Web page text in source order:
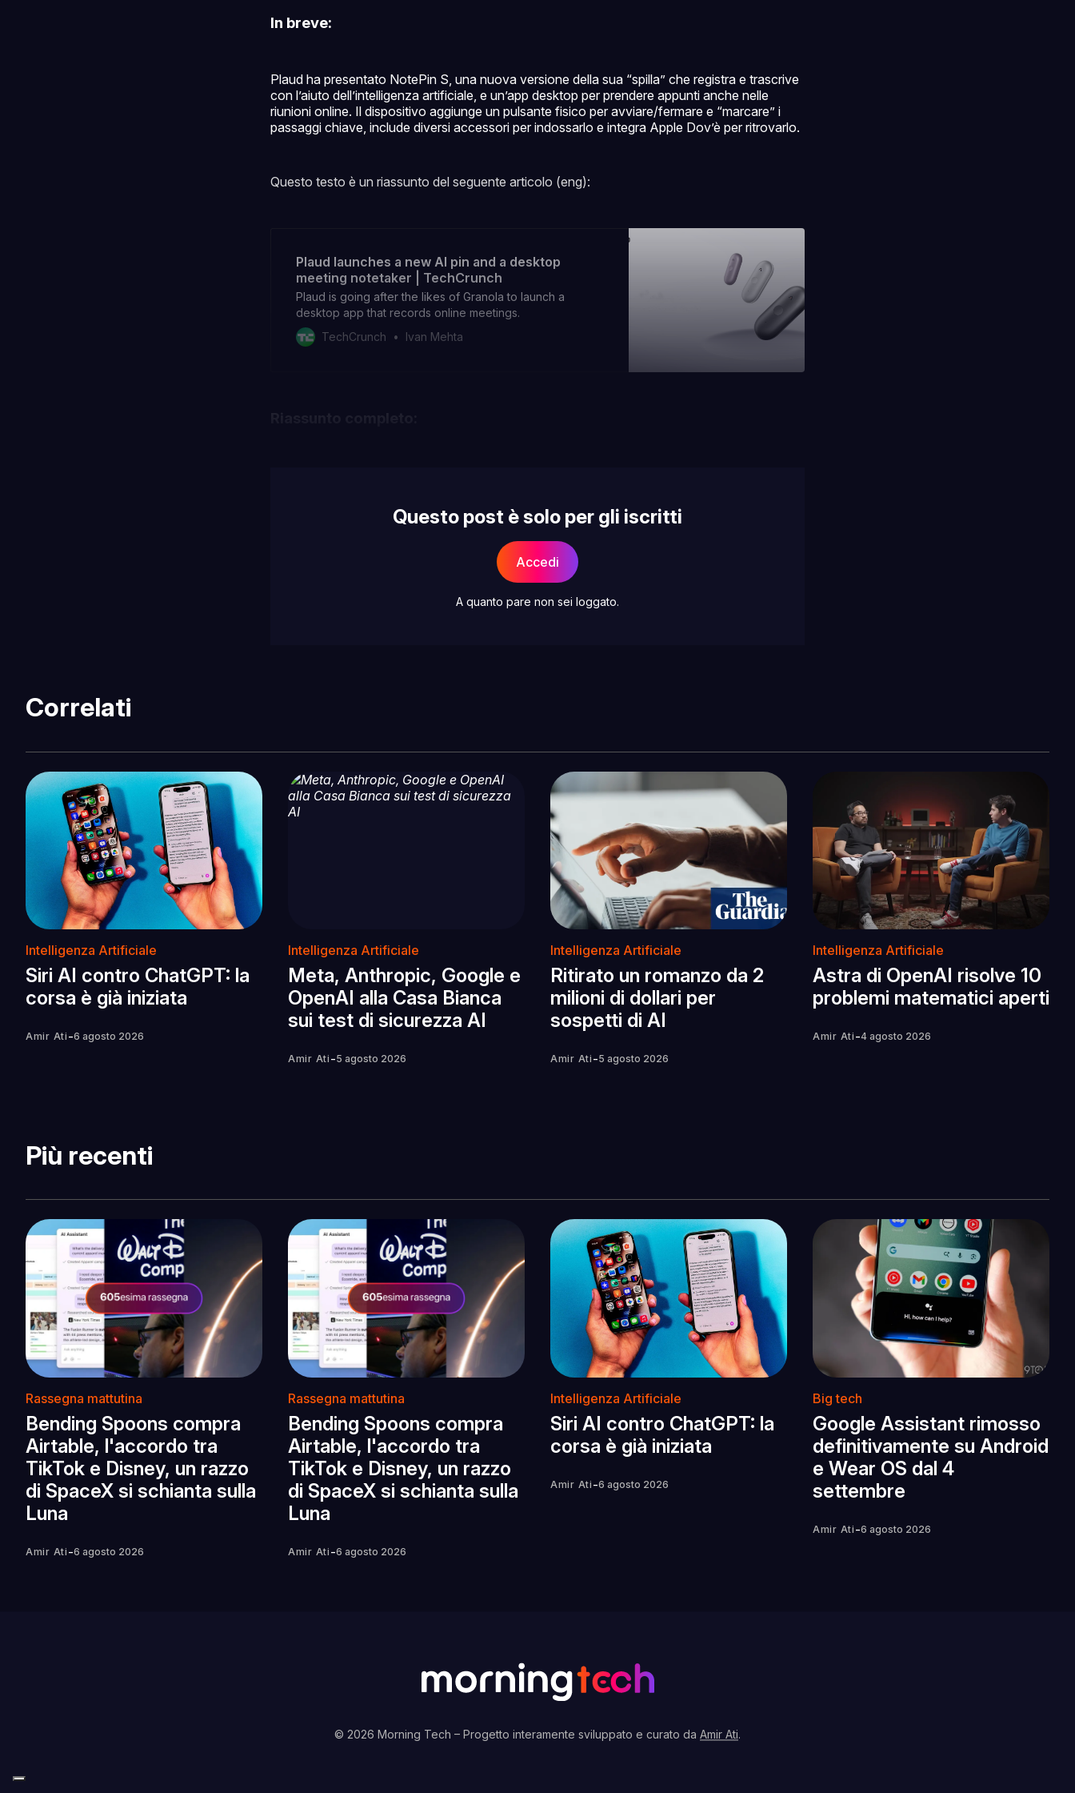
In breve:
Plaud ha presentato NotePin S, una nuova versione della sua “spilla” che registra e trascrive
con l’aiuto dell’intelligenza artificiale, e un’app desktop per prendere appunti anche nelle
riunioni online. Il dispositivo aggiunge un pulsante fisico per avviare/fermare e “marcare” i
passaggi chiave, include diversi accessori per indossarlo e integra Apple Dov’è per ritrovarlo.
Questo testo è un riassunto del seguente articolo (eng):
Plaud launches a new AI pin and a desktop
meeting notetaker | TechCrunch
Plaud is going after the likes of Granola to launch a
desktop app that records online meetings.
TechCrunch
Ivan Mehta
Questo post è solo per gli iscritti
Accedi
A quanto pare non sei loggato.
Correlati
Intelligenza Artificiale
Siri AI contro ChatGPT: la
corsa è già iniziata
Amir Ati -6 agosto 2026
Intelligenza Artificiale
Meta, Anthropic, Google e
OpenAI alla Casa Bianca
sui test di sicurezza AI
Amir Ati -5 agosto 2026
Intelligenza Artificiale
Ritirato un romanzo da 2
milioni di dollari per
sospetti di AI
Amir Ati -5 agosto 2026
Intelligenza Artificiale
Astra di OpenAI risolve 10
problemi matematici aperti
Amir Ati -4 agosto 2026
Più recenti
Rassegna mattutina
Bending Spoons compra
Airtable, l'accordo tra
TikTok e Disney, un razzo
di SpaceX si schianta sulla
Luna
Amir Ati -6 agosto 2026
Rassegna mattutina
Bending Spoons compra
Airtable, l'accordo tra
TikTok e Disney, un razzo
di SpaceX si schianta sulla
Luna
Amir Ati -6 agosto 2026
Intelligenza Artificiale
Siri AI contro ChatGPT: la
corsa è già iniziata
Amir Ati -6 agosto 2026
Big tech
Google Assistant rimosso
definitivamente su Android
e Wear OS dal 4
settembre
Amir Ati -6 agosto 2026
© 2026 Morning Tech – Progetto interamente sviluppato e curato da Amir Ati.